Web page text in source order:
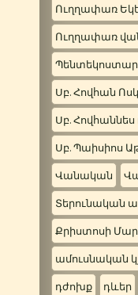
Ուղղափառ
Ուղղափառ
Սբ. Հովհան
Սբ.
Սբ. Պաիսիոս
Վանական
Տերունական
Քրիստոսի
ամուսնական
դժոխք դևեր